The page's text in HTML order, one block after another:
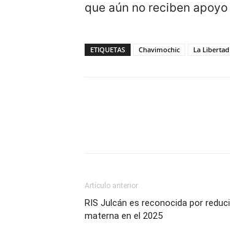
que aún no reciben
ETIQUETAS Chavimochic La Libertad
Artículo anterior
RIS Julcán es reconocida por
materna en el 2025